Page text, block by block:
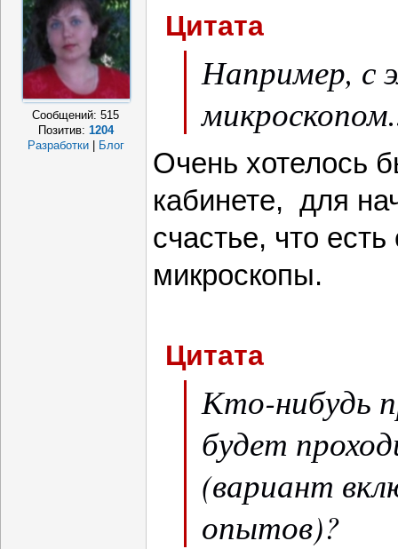
Сообщений:515
Позитив: 1204
Разработки
Блог
Цитата
Например, с
Очень хотелось
кабинете, для
счастье, что
микроскопы.
Цитата
Кто-нибудь
будет
(вариант
опытов)?